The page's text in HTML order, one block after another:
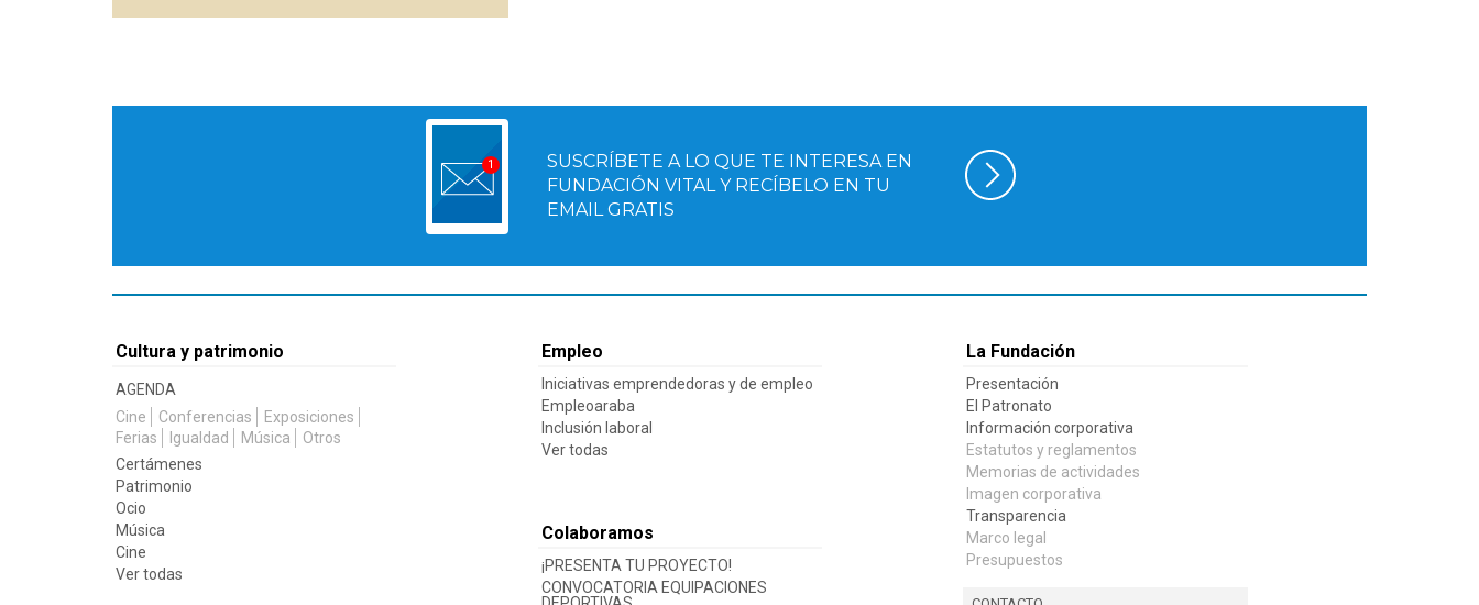
SUSCRÍBETE A LO QUE TE INTERESA EN
FUNDACIÓN VITAL Y RECÍBELO EN TU
EMAIL GRATIS
Cultura y patrimonio
AGENDA
Cine
Conferencias
Exposiciones
Ferias
Igualdad Música
Otros
Certámenes
Patrimonio
Ocio
Música
Cine
Ver todas
Empleo
Iniciativas emprendedoras y de empleo
Empleoaraba
Inclusión laboral
Ver todas
Colaboramos
¡PRESENTA TU PROYECTO!
CONVOCATORIA EQUIPACIONES
La Fundación
Presentación
El Patronato
Información corporativa
Estatutos y reglamentos
Memorias de actividades
Imagen corporativa
Transparencia
Marco legal
Presupuestos